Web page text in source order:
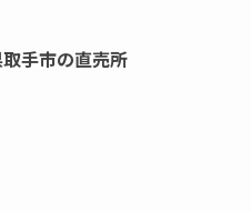
手市の直売所